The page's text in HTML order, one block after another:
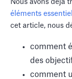
Nous avons déjà
éléments
cet article, nous
comment
des
comment